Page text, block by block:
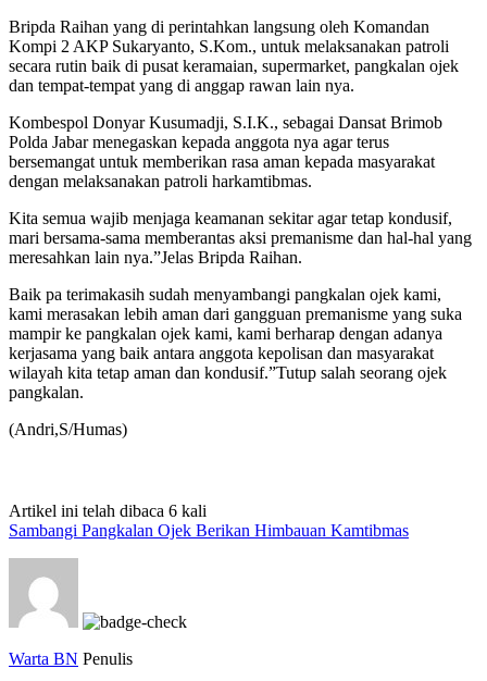
Bripda Raihan yang di perintahkan langsung oleh Komandan
Kompi 2 AKP Sukaryanto, S.Kom., untuk melaksanakan patroli
secara rutin baik di pusat keramaian, supermarket, pangkalan ojek
dan tempat-tempat yang di anggap rawan lain nya.
Kombespol Donyar Kusumadji, S.I.K., sebagai Dansat Brimob
Polda Jabar menegaskan kepada anggota nya agar terus
bersemangat untuk memberikan rasa aman kepada masyarakat
dengan melaksanakan patroli harkamtibmas.
Kita semua wajib menjaga keamanan sekitar agar tetap kondusif,
mari bersama-sama memberantas aksi premanisme dan hal-hal yang
meresahkan lain nya.”Jelas Bripda Raihan.
Baik pa terimakasih sudah menyambangi pangkalan ojek kami,
kami merasakan lebih aman dari gangguan premanisme yang suka
mampir ke pangkalan ojek kami, kami berharap dengan adanya
kerjasama yang baik antara anggota kepolisan dan masyarakat
wilayah kita tetap aman dan kondusif.”Tutup salah seorang ojek
pangkalan.
(Andri,S/Humas)
Artikel ini telah dibaca 6 kali
Sambangi Pangkalan Ojek Berikan Himbauan Kamtibmas
Warta BN Penulis